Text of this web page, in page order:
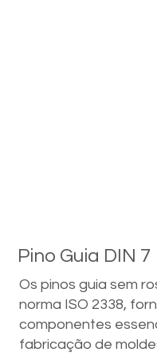
Pino Guia DIN 7
Os pinos guia sem
norma ISO 2338,
componentes
fabricação de